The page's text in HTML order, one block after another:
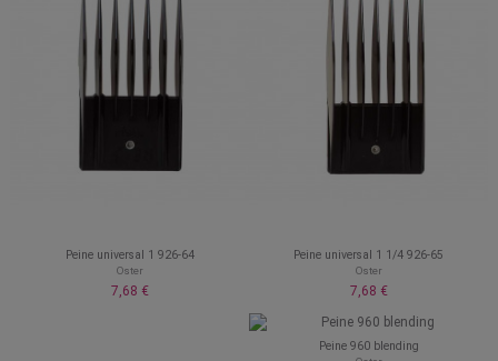
Peine universal 1 926-64
Oster
7,68 €
Peine universal 1 1/4 926-65
Oster
7,68 €
Peine 960 blending